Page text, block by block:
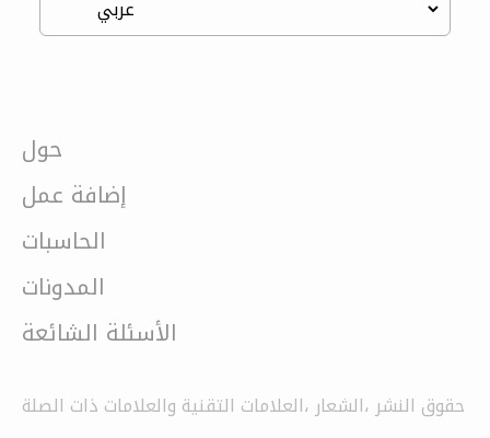
حول
إضافة عمل
الحاسبات
المدونات
الأسئلة الشائعة
حقوق النشر ،الشعار ،العلامات التقنية والعلامات ذات الصلة